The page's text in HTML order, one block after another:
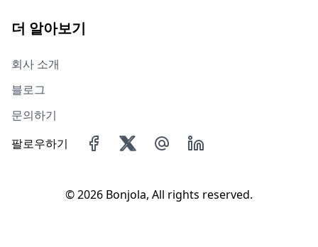
더 알아보기
회사 소개
블로그
문의하기
팔로우하기
©2026 Bonjola, All rights reserved.